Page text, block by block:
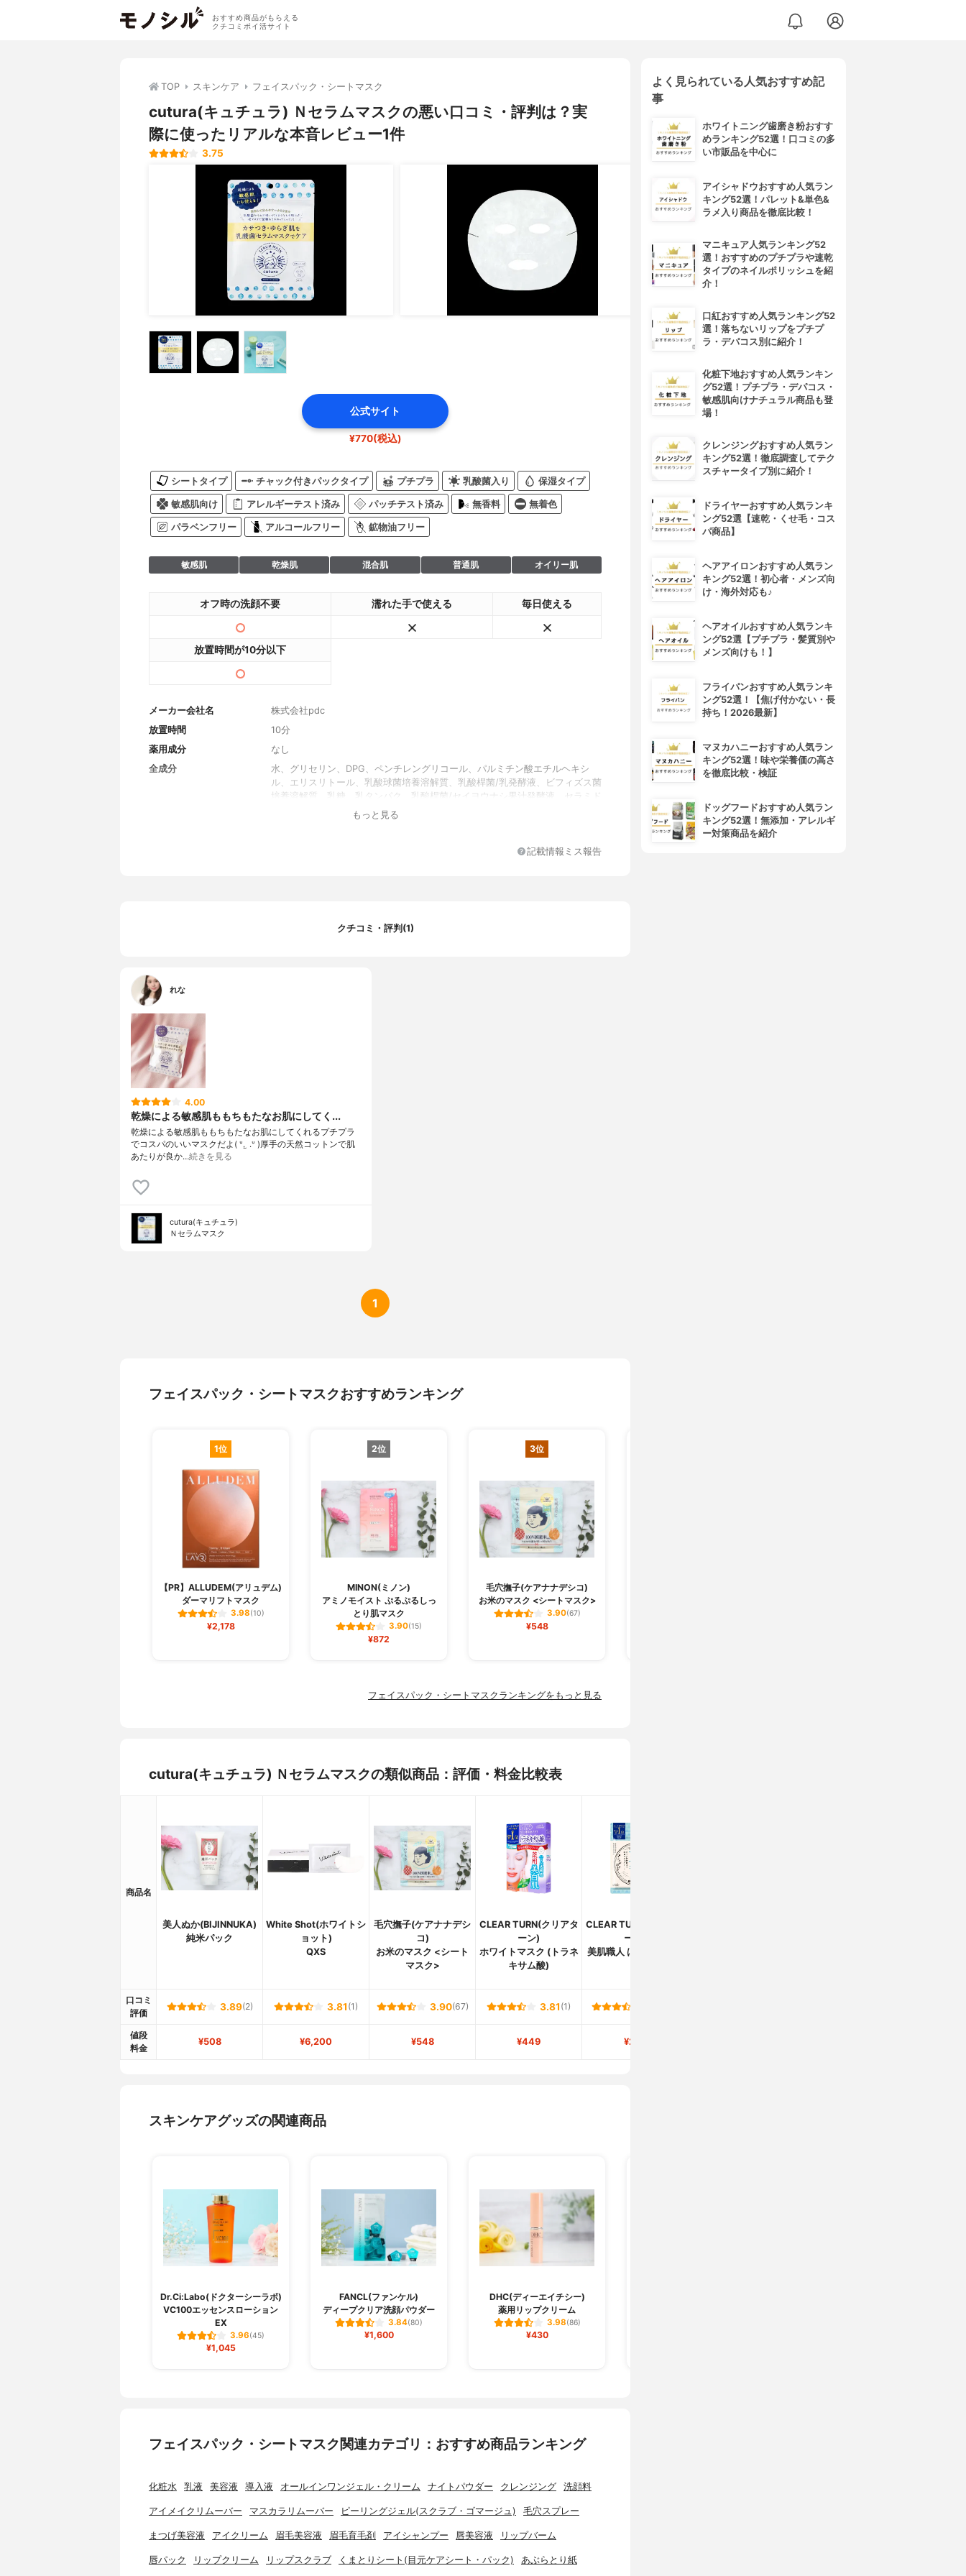
おすすめ商品がもらえる
クチコミポイ活サイト
TOP スキンケア フェイスパック・シートマスク
cutura(キュチュラ) Ｎセラムマスクの悪い口コミ・評判は？実
際に使ったリアルな本音レビュー1件
3.75
公式サイト
¥770(税込)
シートタイプ チャック付きパックタイプ プチプラ 乳酸菌入り 保湿タイプ
敏感肌向け アレルギーテスト済み パッチテスト済み 無香料 無着色
パラベンフリー アルコールフリー 鉱物油フリー
敏感肌 乾燥肌 混合肌 普通肌 オイリー肌
オフ時の洗顔不要 濡れた手で使える 毎日使える
放置時間が10分以下
メーカー会社名
株式会社pdc
放置時間
10分
薬用成分
なし
全成分
水、グリセリン、DPG、ペンチレングリコール、パルミチン酸エチルヘキシ
ル、エリスリトール、乳酸球菌培養溶解質、乳酸桿菌/乳発酵液、ビフィズス菌
培養溶解質、乳糖、乳タンパク、乳酸桿菌/セイヨウナシ果汁発酵液、セラミド
AP、セラミドNG、セラミドNP、16 セラミドEOP、スクワラン、ヒアルロン
シチン、BG、ラウリン酸ポリグリセリル-10、ポリソルベート60、(アクリル
製造国
内容量のバリエーション
もっと見る
記載情報ミス報告
クチコミ・評判(1)
れな
4.00
乾燥による敏感肌ももちもたなお肌にしてく...
乾燥による敏感肌ももちもたなお肌にしてくれるプチプラ
でコスパのいいマスクだよ‎( ᐡ. ̫ .ᐡ )ㅤㅤㅤㅤㅤㅤㅤㅤㅤㅤㅤㅤㅤ厚手の天然コットンで肌
あたりが良か…続きを見る
cutura(キュチュラ)
Ｎセラムマスク
1
フェイスパック・シートマスクおすすめランキング
1位
【PR】ALLUDEM(アリュデム)
ダーマリフトマスク
3.98(10)
¥2,178
2位
MINON(ミノン)
アミノモイスト ぷるぷるしっ
とり肌マスク
3.90(15)
¥872
3位
毛穴撫子(ケアナナデシコ)
お米のマスク <シートマスク>
3.90(67)
¥548
フェイスパック・シートマスクランキングをもっと見る
cutura(キュチュラ) Ｎセラムマスクの類似商品：評価・料金比較表
商品名
美人ぬか(BIJINNUKA)
純米パック
White Shot(ホワイトシ
ョット)
QXS
毛穴撫子(ケアナナデシ
コ)
お米のマスク <シート
マスク>
CLEAR TURN(クリアタ
ーン)
ホワイトマスク (トラネ
キサム酸)
CLEAR TURN(クリアタ
ーン)
美肌職人 はとむぎマス
口コミ
評価
3.89(2) 3.81 (1) 3.90(67) 3.81 (1)
値段
料金
¥508 ¥6,200 ¥548 ¥449 ¥279
スキンケアグッズの関連商品
Dr.Ci:Labo(ドクターシーラボ)
VC100エッセンスローション
EX
3.96(45)
¥1,045
FANCL(ファンケル)
ディープクリア洗顔パウダー
3.84(80)
¥1,600
DHC(ディーエイチシー)
薬用リップクリーム
3.98(86)
¥430
フェイスパック・シートマスク関連カテゴリ：おすすめ商品ランキング
化粧水 乳液 美容液 導入液 オールインワンジェル・クリーム ナイトパウダー クレンジング 洗顔料
アイメイクリムーバー マスカラリムーバー ピーリングジェル(スクラブ・ゴマージュ) 毛穴スプレー
まつげ美容液 アイクリーム 眉毛美容液 眉毛育毛剤 アイシャンプー 唇美容液 リップバーム
唇パック リップクリーム リップスクラブ くまとりシート(目元ケアシート・パック) あぶらとり紙
よく見られている人気おすすめ記
事
ホワイトニング歯磨き粉おすす
めランキング52選！口コミの多
い市販品を中心に
アイシャドウおすすめ人気ラン
キング52選！パレット&単色&
ラメ入り商品を徹底比較！
マニキュア人気ランキング52
選！おすすめのプチプラや速乾
タイプのネイルポリッシュを紹
介！
口紅おすすめ人気ランキング52
選！落ちないリップをプチプ
ラ・デパコス別に紹介！
化粧下地おすすめ人気ランキン
グ52選！プチプラ・デパコス・
敏感肌向けナチュラル商品も登
場！
クレンジングおすすめ人気ラン
キング52選！徹底調査してテク
スチャータイプ別に紹介！
ドライヤーおすすめ人気ランキ
ング52選【速乾・くせ毛・コス
パ商品】
ヘアアイロンおすすめ人気ラン
キング52選！初心者・メンズ向
け・海外対応も♪
ヘアオイルおすすめ人気ランキ
ング52選【プチプラ・髪質別や
メンズ向けも！】
フライパンおすすめ人気ランキ
ング52選！【焦げ付かない・長
持ち！2026最新】
マヌカハニーおすすめ人気ラン
キング52選！味や栄養価の高さ
を徹底比較・検証
ドッグフードおすすめ人気ラン
キング52選！無添加・アレルギ
ー対策商品を紹介